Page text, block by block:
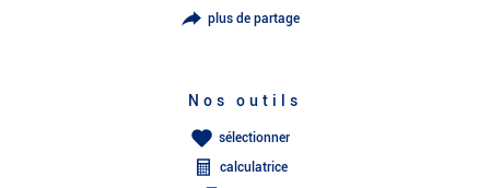
plus de partage
Nos outils
sélectionner
calculatrice